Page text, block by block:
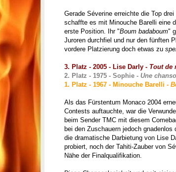
Gerade Séverine erreichte die Top
schaffte es mit Minouche Barelli eine
erste Position. Ihr "Boum badaboum"
Juroren durchfiel und nur den fünften
vordere Platzierung doch etwas zu
3. Platz - 2005 - Lise Darly - Tout de
2. Platz - 1975 - Sophie - Une
1. Platz - 1967 - Minouche Barelli -
Als das Fürstentum Monaco 2004
Contests auftauchte, war die
beim Sender TMC mit diesem
bei den Zuschauern jedoch
die dramatische Darbietung von Lise
probiert, noch der Tahiti-Zauber von
Nähe der Finalqualifikation.